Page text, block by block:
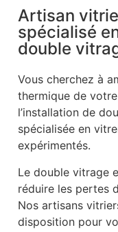
Artisan
spécialisé
double
Vous cherchez à
thermique de
l’installation de
spécialisée en
expérimentés.
Le double vitrage
réduire les pertes
Nos artisans
disposition pour